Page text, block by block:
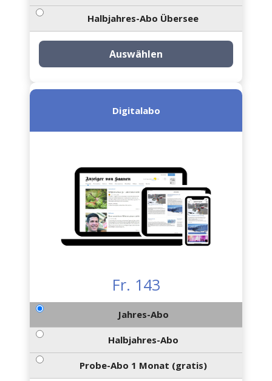
Halbjahres-Abo Übersee
Auswählen
Digitalabo
Fr. 143
Jahres-Abo
Halbjahres-Abo
Probe-Abo 1 Monat (gratis)